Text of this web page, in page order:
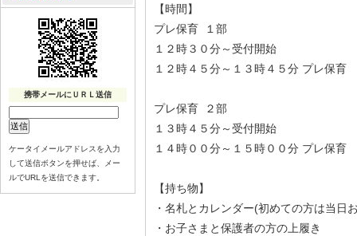
【時間】
プレ保育 １部
１２時３０分～受付開始
１２時４５分～１３時４５分 プレ保育
プレ保育 ２部
１３時４５分～受付開始
１４時００分～１５時００分 プレ保育
【持ち物】
・名札とカレンダー(初めての方は当日
・お子さまと保護者の方の上履き
携帯メールにＵＲＬ送信
ケータイメールアドレスを入力
して送信ボタンを押せば、メー
ルでURLを送信できます。